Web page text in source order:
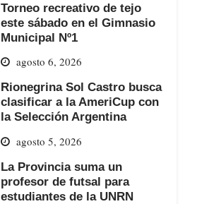
Torneo recreativo de tejo
este sábado en el Gimnasio
Municipal Nº1
agosto 6, 2026
Rionegrina Sol Castro busca
clasificar a la AmeriCup con
la Selección Argentina
agosto 5, 2026
La Provincia suma un
profesor de futsal para
estudiantes de la UNRN